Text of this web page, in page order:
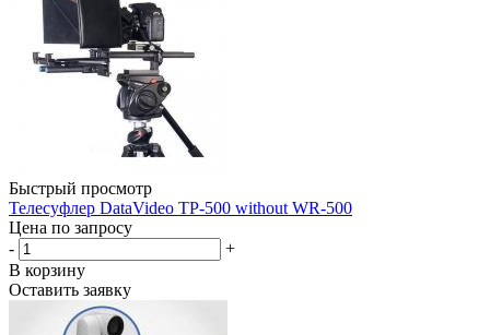
Быстрый просмотр
Телесуфлер DataVideo TP-500 without WR-500
Цена по запросу
-
+
В корзину
Оставить заявку